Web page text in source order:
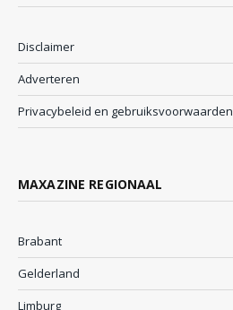
Disclaimer
Adverteren
Privacybeleid en gebruiksvoorwaarden
MAXAZINE REGIONAAL
Brabant
Gelderland
Limburg